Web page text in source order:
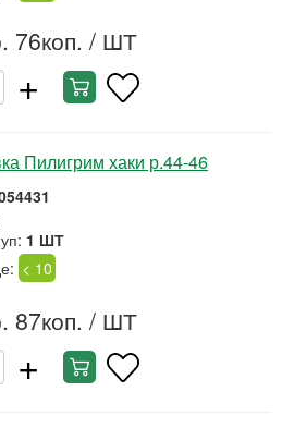
76коп. / ШТ
+
Пилигрим хаки р.44-46
1 ШТ
< 10
87коп. / ШТ
+